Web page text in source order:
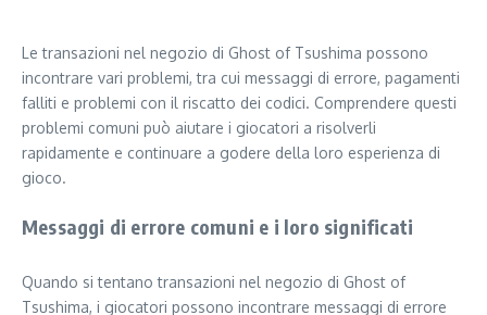
Le transazioni nel negozio di Ghost of Tsushima possono
incontrare vari problemi, tra cui messaggi di errore, pagamenti
falliti e problemi con il riscatto dei codici. Comprendere questi
problemi comuni può aiutare i giocatori a risolverli
rapidamente e continuare a godere della loro esperienza di
gioco.
Messaggi di errore comuni e i loro significati
Quando si tentano transazioni nel negozio di Ghost of
Tsushima, i giocatori possono incontrare messaggi di errore